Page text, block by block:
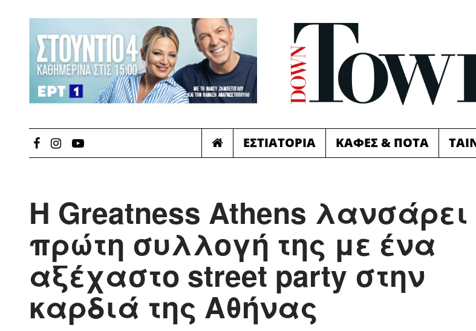
ΕΣΤΙΑΤΟΡΙΑ ΚΑΦΕΣ & ΠΟΤΑ
Η Greatness Athens λανσάρει
πρώτη συλλογή της με ένα
αξέχαστο street party στην
καρδιά της Αθήνας